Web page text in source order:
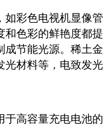
如彩色电视机显像管
和色彩的鲜艳度都提
成节能光源。稀土金
光材料等，电致发光
于高容量充电电池的